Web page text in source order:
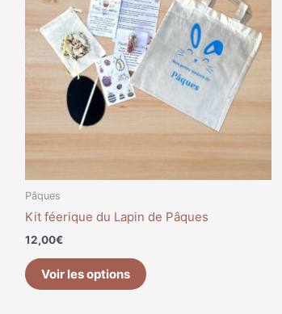
Pâques
Kit féerique du Lapin de Pâques
12,00€
Voir les options